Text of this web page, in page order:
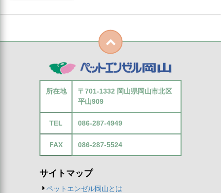
所在地
〒701-1332 岡山県岡山市北区
平山909
TEL 086-287-4949
FAX 086-287-5524
サイトマップ
ペットエンゼル岡山とは